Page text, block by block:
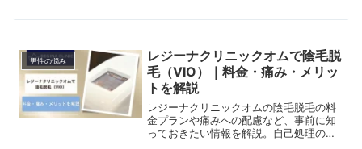
考にしてください。
男性の悩み
レジーナクリニックオムで陰毛脱
毛（VIO）｜料金・痛み・メリッ
トを解説
レジーナクリニックオムの陰毛脱毛の料
金プランや痛みへの配慮など、事前に知
っておきたい情報を解説。自己処理の負